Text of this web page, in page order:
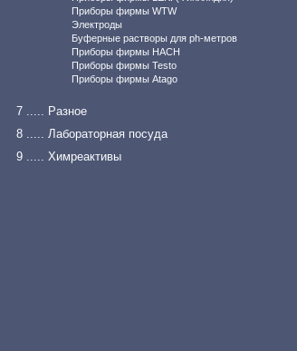
Приборы фирмы WTW
Электроды
Буферные растворы для ph-метров
Приборы фирмы HACH
Приборы фирмы Testo
Приборы фирмы Atago
7 ..... Разное
8 ..... Лабораторная посуда
9 ..... Химреактивы